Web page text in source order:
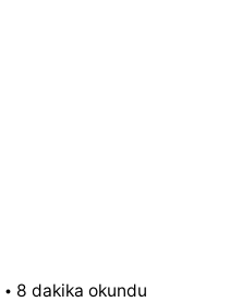
8 dakika okundu